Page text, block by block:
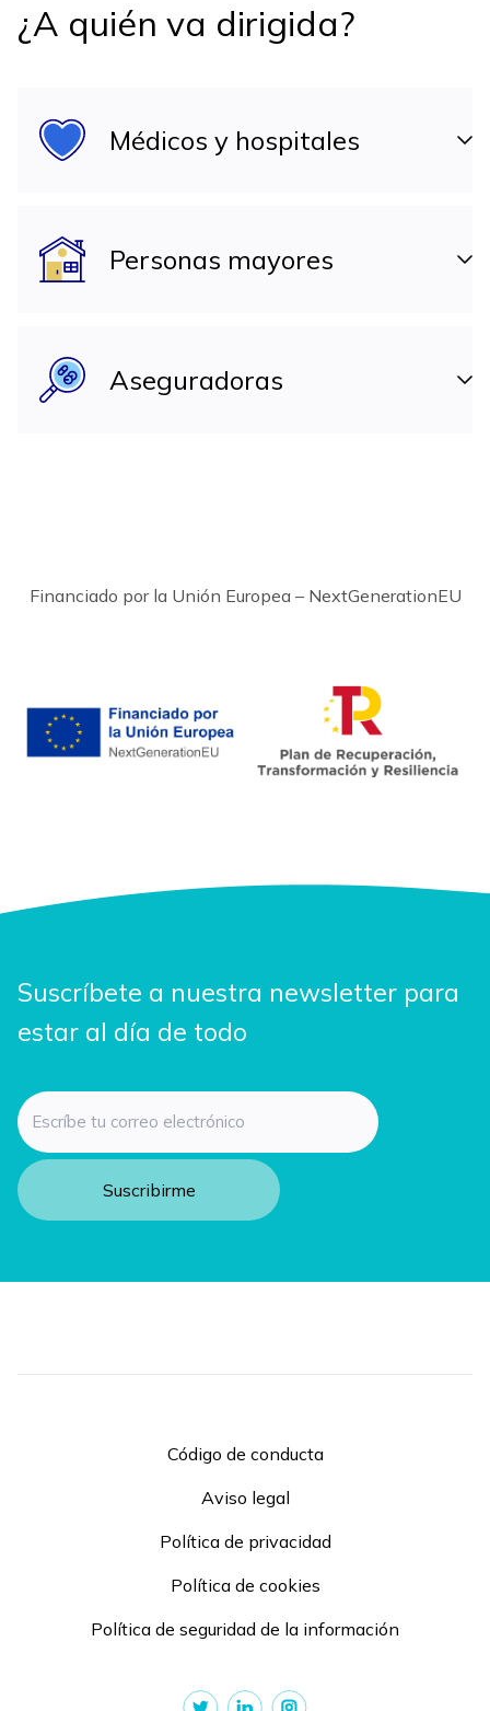
¿A quién va dirigida?
Médicos y hospitales
Personas mayores
Aseguradoras
Financiado por la Unión Europea – NextGenerationEU
Suscríbete a nuestra newsletter para
estar al día de todo
Email
Código de conducta
Aviso legal
Política de privacidad
Política de cookies
Política de seguridad de la información